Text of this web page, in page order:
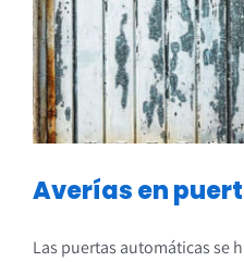
Averías en
Las puertas automáticas se